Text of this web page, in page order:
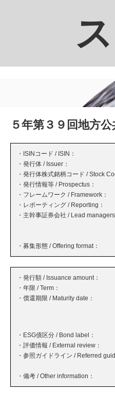
５年第３９回地方
・ISINコード / ISIN：
・発行体 / Issuer：
・発行体株式銘柄コード / Stock
・発行情報等 / Prospectus：
・フレームワーク / Framework：
・レポーティング / Reporting：
・主幹事証券会社 / Lead managers
・募集形態 / Offering format：
・発行額 / Issuance amount：
・年限 / Term：
・償還期限 / Maturity date：
・ESG債区分 / Bond label：
・評価情報 / External review：
・参照ガイドライン / Referred
・備考 / Other information：